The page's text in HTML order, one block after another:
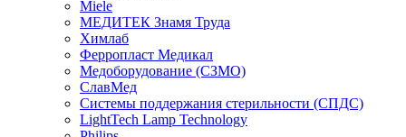
Miele
МЕДИТЕК Знамя Труда
Химлаб
Ферропласт Медикал
Медоборудование (СЗМО)
СлавМед
Системы поддержания стерильности (СПДС)
LightTech Lamp Technology